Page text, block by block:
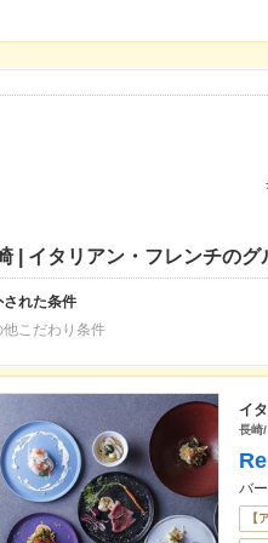
| イタリアン・フレンチのグ
された条件
他こだわり条件
イ
長崎
バ
【